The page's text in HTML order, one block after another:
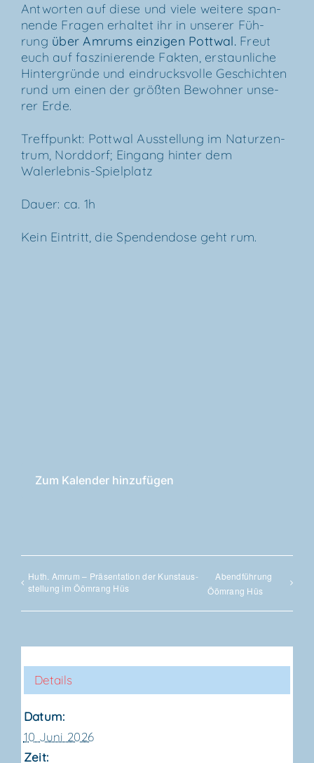
Ant­wor­ten auf die­se und vie­le wei­te­re span­
nen­de Fra­gen erhal­tet ihr in unse­rer Füh­
rung über Amrums ein­zi­gen Pott­wal.Freut
euch auf fas­zi­nie­ren­de Fak­ten, erstaun­li­che
Hin­ter­grün­de und ein­drucks­vol­le Geschich­ten
rund um einen der größ­ten Bewoh­ner unse­
rer Erde.
Treff­punkt: Pott­wal Aus­stel­lung im Natur­zen­
trum, Nord­dorf; Ein­gang hin­ter dem
Walerlebnis-Spielplatz
Dau­er: ca. 1h
Kein Ein­tritt, die Spen­den­do­se geht rum.
Zum Kalender hinzufügen
Huth. Amrum – Prä­sen­ta­ti­on der Kunst­aus­
stel­lung im Ööm­rang Hüs
Abend­füh­rung
Ööm­rang Hüs
Details
Datum:
10 Juni 2026
Zeit: